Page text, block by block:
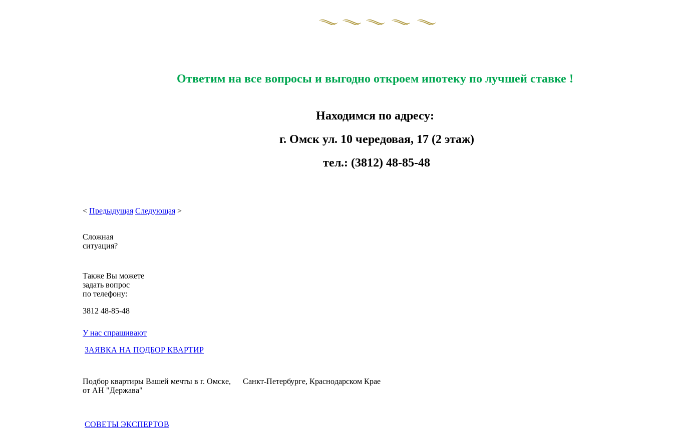
Ответим на все вопросы и выгодно откроем ипотеку по лучшей ставке !
Находимся по адресу:
г. Омск ул. 10 чередовая, 17 (2 этаж)
тел.: (3812) 48-85-48
< Предыдущая Следующая >
Сложная
ситуация?
Также Вы можете
задать вопрос
по телефону:
3812 48-85-48
У нас спрашивают
ЗАЯВКА НА ПОДБОР КВАРТИР
Подбор квартиры Вашей мечты в г. Омске, Санкт-Петербурге, Краснодарском Крае
от АН "Держава"
СОВЕТЫ ЭКСПЕРТОВ